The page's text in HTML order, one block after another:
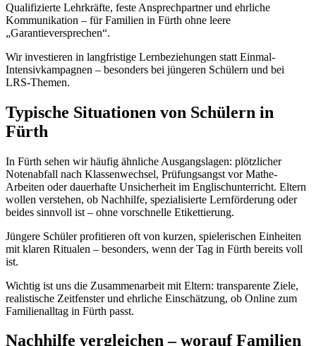
Qualifizierte Lehrkräfte, feste Ansprechpartner und ehrliche
Kommunikation – für Familien in Fürth ohne leere
„Garantieversprechen“.
Wir investieren in langfristige Lernbeziehungen statt Einmal-
Intensivkampagnen – besonders bei jüngeren Schülern und bei
LRS-Themen.
Typische Situationen von Schülern in
Fürth
In Fürth sehen wir häufig ähnliche Ausgangslagen: plötzlicher
Notenabfall nach Klassenwechsel, Prüfungsangst vor Mathe-
Arbeiten oder dauerhafte Unsicherheit im Englischunterricht. Eltern
wollen verstehen, ob Nachhilfe, spezialisierte Lernförderung oder
beides sinnvoll ist – ohne vorschnelle Etikettierung.
Jüngere Schüler profitieren oft von kurzen, spielerischen Einheiten
mit klaren Ritualen – besonders, wenn der Tag in Fürth bereits voll
ist.
Wichtig ist uns die Zusammenarbeit mit Eltern: transparente Ziele,
realistische Zeitfenster und ehrliche Einschätzung, ob Online zum
Familienalltag in Fürth passt.
Nachhilfe vergleichen – worauf Familien